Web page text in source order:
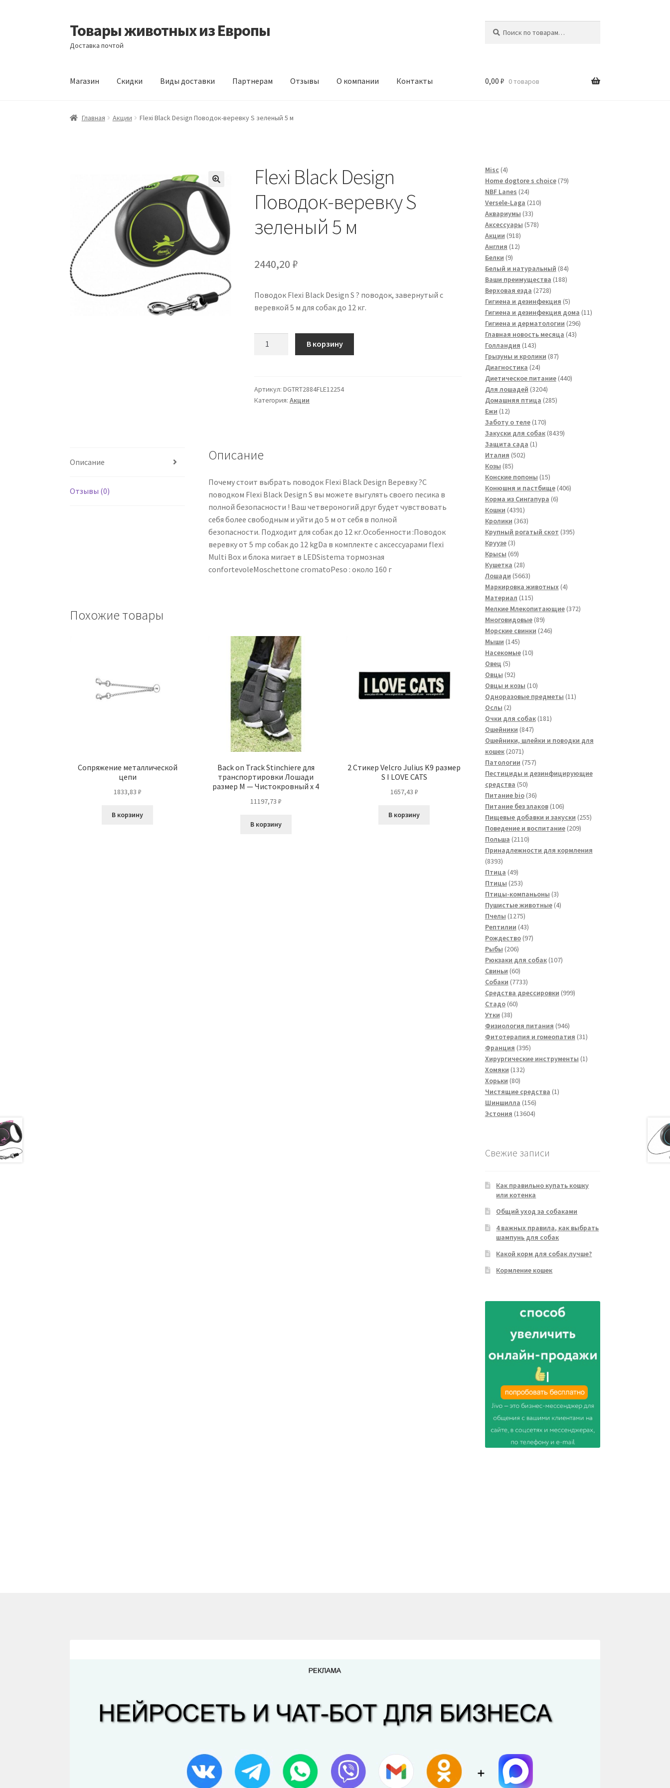
Перейти
к
навигации
Перейти
к
содержимому
Товары животных из Европы
Доставка почтой
Магазин Скидки Виды доставки Партнерам Отзывы О компании Контакты
Главная Виды доставки Заказать доставку корма из Германии
0,00 ₽ 0 товаров
Главная Акции Flexi Black Design Поводок-веревку S зеленый 5 м
Flexi Black Design
Поводок-веревку S
зеленый 5 м
2440,20₽
Поводок Flexi Black Design S ? поводок, завернутый с
веревкой 5 м для собак до 12 кг.
Design
Поводок-
5
В корзину
Артикул:DGTRT2884FLE12254
Категория:Акции
Описание
Отзывы (0)
Описание
Почему стоит выбрать поводок Flexi Black Design Веревку ?С
поводком Flexi Black Design S вы можете выгулять своего песика в
полной безопасности ! Ваш четвероногий друг будет чувствовать
себя более свободным и уйти до 5 м от себя в полной
безопасности. Подходит для собак до 12 кг.Особенности :Поводок
веревку от 5 mp собак до 12 kgDa в комплекте с аксессуарами flexi
Multi Box и блока мигает в LEDSistema тормозная
confortevoleMoschettone cromatoPeso : около 160 г
Похожие товары
Сопряжение металлической
цепи
1833,83 ₽
В корзину
Back on Track Stinchiere для
транспортировки Лошади
размер M — Чистокровный x 4
11197,73 ₽
В корзину
2 Стикер Velcro Julius K9 размер
S I LOVE CATS
1657,43 ₽
В корзину
Misc 44
товара
Home dogtore s choice 7979
NBF Lanes 2424
товара
Versele-Laga 210210
Аквариумы 3333
товара
Аксессуары 578578
Акции 918918
товаров
Англия 1212
Белки 99
товаров
Белый и натуральный 8484
товара
Ваши преимущества 188188
Верховая езда 27282728
товаров
Гигиена и дезинфекция 55
товаров
Гигиена и дезинфекция дома 1111
Гигиена и дерматологии 296296
Главная новость месяца 4343
Голландия 143143
товара
Грызуны и кролики 8787
Диагностика 2424
товара
Диетическое питание 440440
Для лошадей 32043204
товара
Домашняя птица 285285
Ежи 1212
товаров
Заботу о теле 170170
товаров
Закуски для собак 84398439
Защита сада 11
Италия 502502
Козы 8585
товаров
Конские попоны 1515
товаров
Конюшня и пастбище 406406
Корма из Сингапура 66
Кошки 43914391
товар
Кролики 363363
товара
Крупный рогатый скот 395395
Круузе 33
товара
Крысы 6969
товаров
Кушетка 2828
товаров
Лошади 56635663
товара
Маркировка животных 44
Материал 115115
товаров
Мелкие Млекопитающие 372372
Многовидовые 8989
товаров
Морские свинки 246246
Мыши 145145
товаров
Насекомые 1010
Овец 55
товаров
Овцы 9292
товара
Овцы и козы 1010
товаров
Одноразовые предметы 1111
Ослы 22
товара
Очки для собак 181181
Ошейники 847847
товаров
Ошейники, шлейки и поводки для
кошек 20712071
товар
Патологии 757757
товаров
Пестициды и дезинфицирующие
средства 5050
товаров
Питание bio 3636
товаров
Питание без злаков 106106
товаров
Пищевые добавки и закуски 255255
Поведение и воспитание 209209
Польша 21102110
товаров
Принадлежности для кормления
83938393
товара
Птица 4949
товаров
Птицы 253253
товара
Птицы-компаньоны 33
товара
Пушистые животные 44
Пчелы 12751275
товаров
Рептилии 4343
товара
Рождество 9797
Рыбы 206206
товаров
Рюкзаки для собак 107107
Свиньи 6060
товаров
Собаки 77337733
товара
Средства дрессировки 999999
Стадо 6060
Утки 3838
товаров
Физиология питания 946946
товаров
Фитотерапия и гомеопатия 3131
Франция 395395
товаров
Хирургические инструменты 11
Хомяки 132132
Хорьки 8080
товаров
Чистящие средства 11
Шиншилла 156156
товаров
Эстония 1360413604
Свежие записи
Как правильно купать кошку
или котенка
Общий уход за собаками
4 важных правила, как выбрать
шампунь для собак
Какой корм для собак лучше?
Кормление кошек